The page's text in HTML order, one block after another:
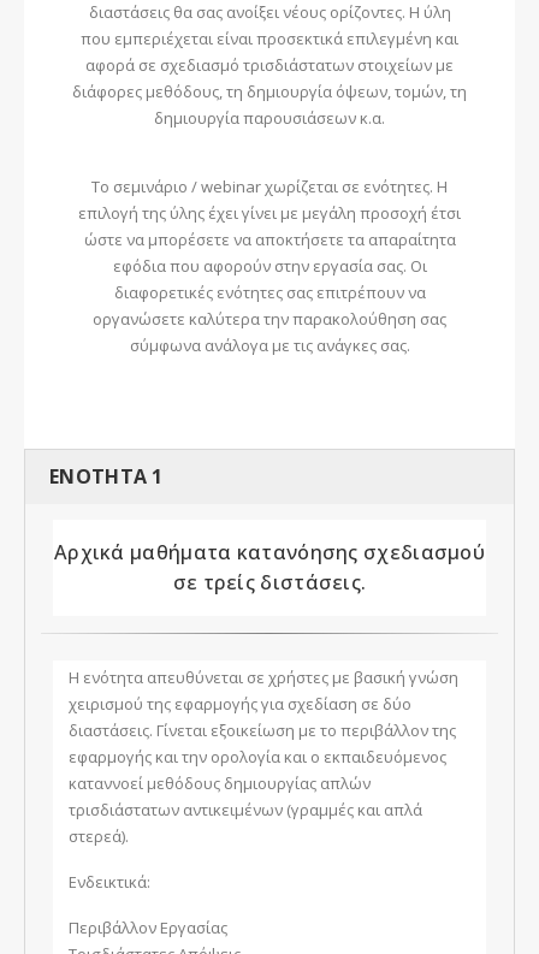
διαστάσεις θα σας ανοίξει νέους ορίζοντες. Η ύλη
που εμπεριέχεται είναι προσεκτικά επιλεγμένη και
αφορά σε σχεδιασμό τρισδιάστατων στοιχείων με
διάφορες μεθόδους, τη δημιουργία όψεων, τομών, τη
δημιουργία παρουσιάσεων κ.α.
Το σεμινάριο / webinar χωρίζεται σε ενότητες. Η
επιλογή της ύλης έχει γίνει με μεγάλη προσοχή έτσι
ώστε να μπορέσετε να αποκτήσετε τα απαραίτητα
εφόδια που αφορούν στην εργασία σας. Οι
διαφορετικές ενότητες σας επιτρέπουν να
οργανώσετε καλύτερα την παρακολούθηση σας
σύμφωνα ανάλογα με τις ανάγκες σας.
ENOTHTA 1
Αρχικά μαθήματα κατανόησης σχεδιασμού
σε τρείς διστάσεις.
Η ενότητα απευθύνεται σε χρήστες με βασική γνώση
χειρισμού της εφαρμογής για σχεδίαση σε δύο
διαστάσεις. Γίνεται εξοικείωση με το περιβάλλον της
εφαρμογής και την ορολογία και ο εκπαιδευόμενος
καταννοεί μεθόδους δημιουργίας απλών
τρισδιάστατων αντικειμένων (γραμμές και απλά
στερεά).
Ενδεικτικά:
Περιβάλλον Εργασίας